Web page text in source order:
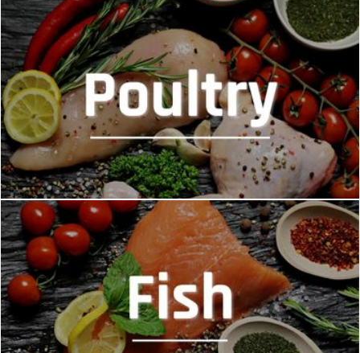
MASZYNY DO DROBIU
MASZYNY DO RYB